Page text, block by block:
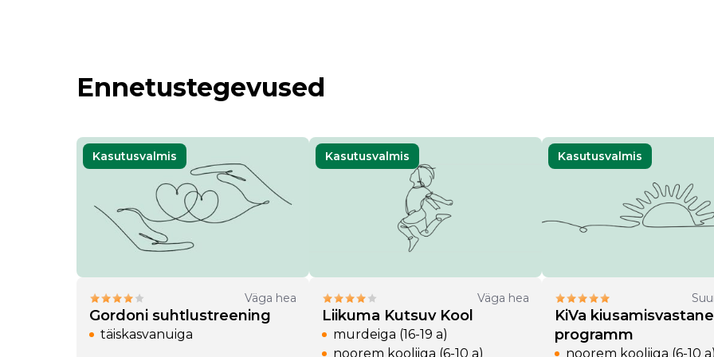
Ennetustegevused
Kasutusvalmis
Väga hea
Gordoni suhtlustreening
täiskasvanuiga
Kasutusvalmis
Väga hea
Liikuma Kutsuv Kool
murdeiga (16-19 a)
noorem kooliiga (6-10 a)
Kasutusvalmis
KiVa kiusamisvastane
programm
noorem kooliiga (6-10 a)